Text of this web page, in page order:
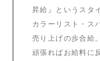
昇給』というスタ
カラーリスト・ス
売り上げの歩合給。
頑張ればお給料に